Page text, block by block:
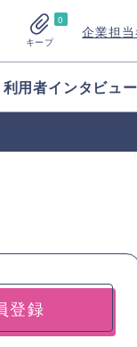
0
キープ
企業担
利用者インタビュー
登録